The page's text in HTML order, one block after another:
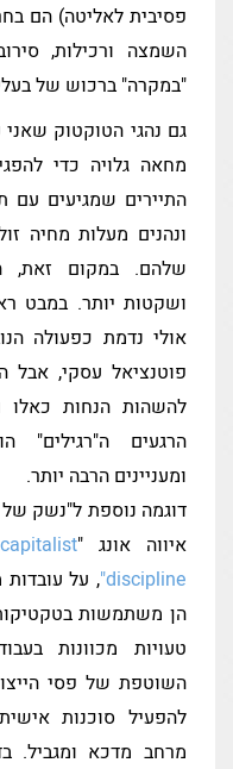
פסיבית לאליטה) הם
השמצה ורכילות,
"במקרה" ברכוש של בעלי
גם נהגי הטוקטוק
מחאה גלויה כדי
התיירים שמגיעים עם
ונהנים מעלות מחיה
שלהם. במקום זאת,
ושקטות יותר. במבט
אולי נדמת כפעולה
פוטנציאל עסקי, אבל
להשהות הנחות כאלו
הרגעים ה"רגילים"
ומעניינים הרבה יותר.
דוגמה נוספת ל"נשק
איווה אונג "
discipline" , על עובדות
הן משתמשות
טעויות מכוונות
השוטפת של פסי
להפעיל סוכנות
מרחב מדכא ומגביל.